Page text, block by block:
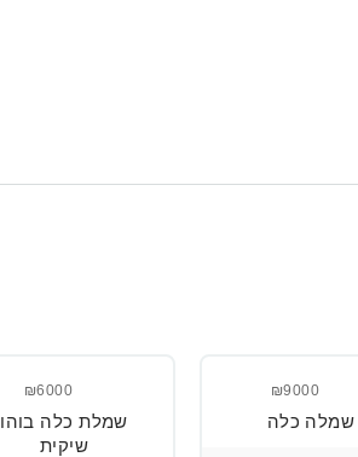
₪9000
שמלה כלה
₪6000
שמלת כלה בוהו
שיקית